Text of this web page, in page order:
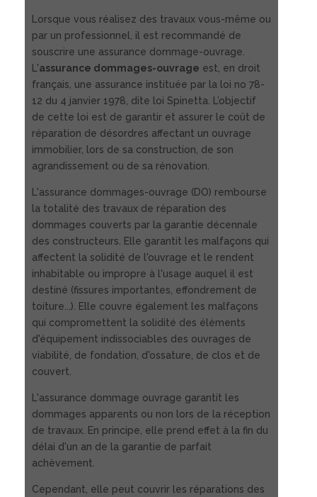
Lorsque vous réalisez des travaux vous-même ou
par un professionnel, il est recommandé de
souscrire une assurance dommage-ouvrage.
L'assurance dommages-ouvrage est, en droit
français, une assurance instituée par la loi no 78-
12 du 4 janvier 1978, dite loi Spinetta. L’objectif
de cette loi est de garantir et assurer le coût de
réparation de désordres affectant un ouvrage
immobilier, lors de sa construction, de son
agrandissement ou de sa rénovation.
L'assurance dommages-ouvrage (DO) rembourse
la totalité des travaux de réparation des
dommages couverts par la garantie décennale
des constructeurs. Elle garantit les malfaçons qui
affectent la solidité de l'ouvrage et le rendent
inhabitable ou impropre à l'usage auquel il est
destiné (fissures importantes, effondrement de
toiture...). Elle couvre également les malfaçons
qui compromettent la solidité des éléments
d'équipement indissociables des ouvrages de
viabilité, de fondation, d'ossature, de clos et de
couvert.
L'assurance dommage ouvrage garantit les
dommages apparents ou non lors de la réception
de travaux. En principe, elle prend effet à la fin du
délai d'un an de la garantie de parfait
achèvement.
Cependant, elle peut couvrir les réparations des